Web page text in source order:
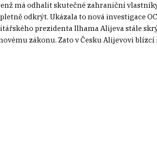
má odhalit skutečné zahraniční
odkrýt. Ukázala to nová investigace
prezidenta Ilhama Alijeva stále
zákonu. Zato v Česku Alijevovi